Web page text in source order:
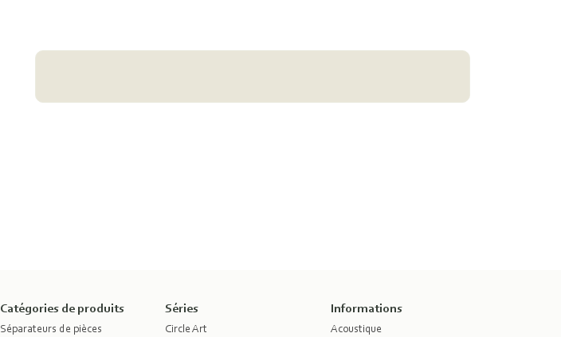
Catégories de produits
Séparateurs de pièces
Séries
Circle Art
Informations
Acoustique